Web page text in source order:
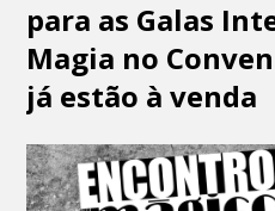
para as Galas
Magia no
já estão à venda